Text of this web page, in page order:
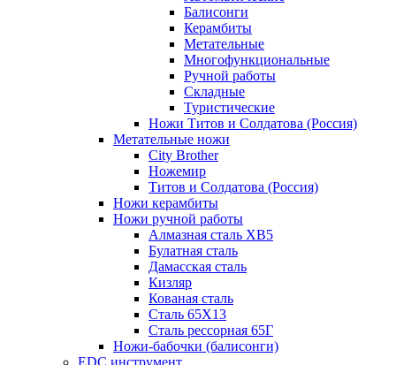
Балисонги
Керамбиты
Метательные
Многофункциональные
Ручной работы
Складные
Туристические
Ножи Титов и Солдатова (Россия)
Метательные ножи
City Brother
Ножемир
Титов и Солдатова (Россия)
Ножи керамбиты
Ножи ручной работы
Алмазная сталь ХВ5
Булатная сталь
Дамасская сталь
Кизляр
Кованая сталь
Сталь 65Х13
Сталь рессорная 65Г
Ножи-бабочки (балисонги)
EDC инструмент